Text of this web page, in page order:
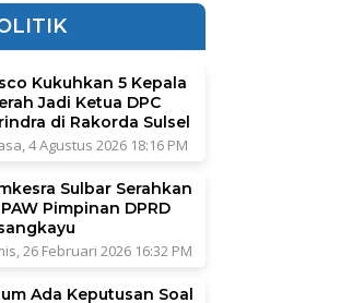
Kukuhkan 5 Kepala
Jadi Ketua DPC
di Rakorda Sulsel
4 Agustus 2026 18:16 PM
Sulbar Serahkan
PAW Pimpinan DPRD
26 Februari 2026 16:32 PM
Ada Keputusan Soal